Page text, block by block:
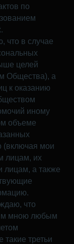
по
что в случае
целей
Общества), а
к оказанию
иному
объеме
(включая мои
лицам, их
лицам, а также
что
мною любым
третьи